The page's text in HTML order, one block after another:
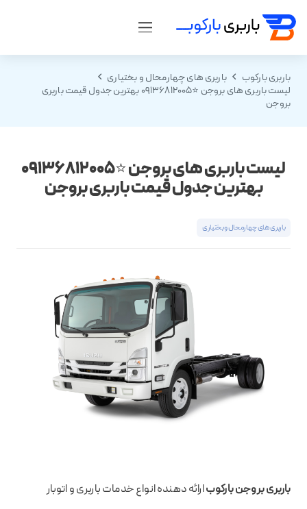
باربری بارکوب
باربری های چهارمحال و بختیاری
لیست باربری های بروجن ⭐️09136812005 بهترین جدول قیمت باربری
بروجن
لیست باربری های بروجن ⭐️09136812005
بهترین جدول قیمت باربری بروجن
باربری های چهارمحال و بختیاری
باربری بروجن بارکوبارائه دهنده انواع خدمات باربری و اتوبار